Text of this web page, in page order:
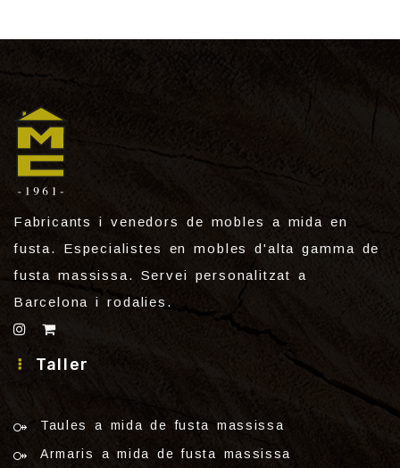
Fabricants i venedors de mobles a mida en
fusta. Especialistes en mobles d'alta gamma de
fusta massissa. Servei personalitzat a
Barcelona i rodalies.
Taller
Taules a mida de fusta massissa
Armaris a mida de fusta massissa